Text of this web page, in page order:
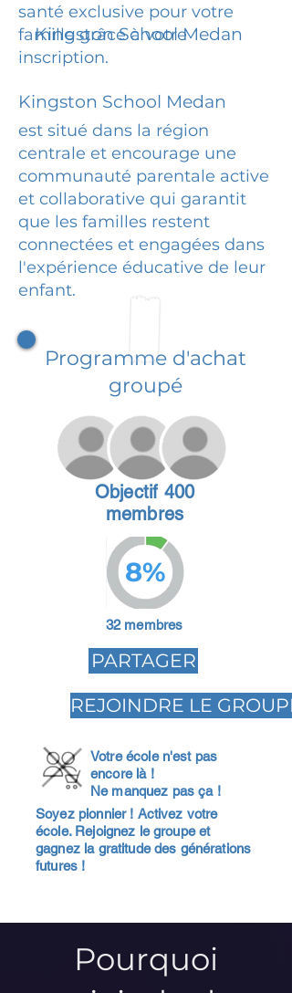
santé exclusive pour votre
famille grâce à votre
inscription.
Kingston School Medan
Kingston School Medan
est situé dans la région
centrale et encourage une
communauté parentale active
et collaborative qui garantit
que les familles restent
connectées et engagées dans
l'expérience éducative de leur
enfant.
Programme d'achat
groupé
Objectif 400
membres
8%
32 membres
PARTAGER
REJOINDRE LE GROUPE
Votre école n'est pas
encore là !
Ne manquez pas ça !
Soyez pionnier ! Activez votre
école. Rejoignez le groupe et
gagnez la gratitude des générations
futures !
Pourquoi